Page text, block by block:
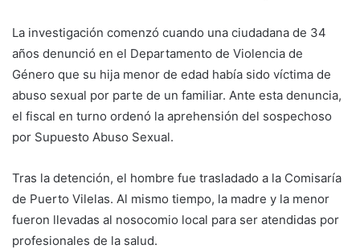
La investigación comenzó cuando una ciudadana de 34
años denunció en el Departamento de Violencia de
Género que su hija menor de edad había sido víctima de
abuso sexual por parte de un familiar. Ante esta denuncia,
el fiscal en turno ordenó la aprehensión del sospechoso
por Supuesto Abuso Sexual.
Tras la detención, el hombre fue trasladado a la Comisaría
de Puerto Vilelas. Al mismo tiempo, la madre y la menor
fueron llevadas al nosocomio local para ser atendidas por
profesionales de la salud.